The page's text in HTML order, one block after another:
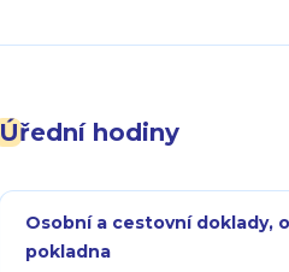
Úřední hodiny
Osobní a cestovní doklady,
pokladna